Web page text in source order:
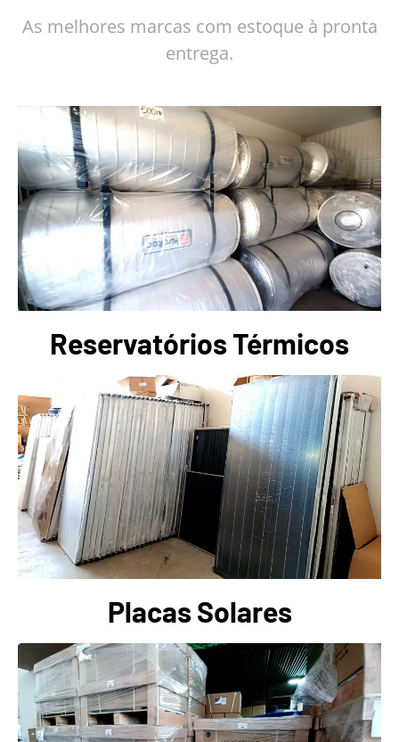
As melhores marcas com estoque à pronta
entrega.
Reservatórios Térmicos
Placas Solares